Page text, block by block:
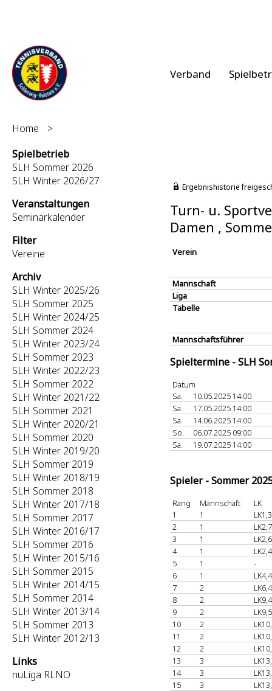
Verband
Home
>
Spielbetrieb
SLH Sommer 2026
SLH Winter 2026/27
Veranstaltungen
Seminarkalender
Filter
Vereine
Archiv
SLH Winter 2025/26
SLH Sommer 2025
SLH Winter 2024/25
SLH Sommer 2024
SLH Winter 2023/24
SLH Sommer 2023
SLH Winter 2022/23
SLH Sommer 2022
SLH Winter 2021/22
SLH Sommer 2021
SLH Winter 2020/21
SLH Sommer 2020
SLH Winter 2019/20
SLH Sommer 2019
SLH Winter 2018/19
SLH Sommer 2018
SLH Winter 2017/18
SLH Sommer 2017
SLH Winter 2016/17
SLH Sommer 2016
SLH Winter 2015/16
SLH Sommer 2015
SLH Winter 2014/15
SLH Sommer 2014
SLH Winter 2013/14
SLH Sommer 2013
SLH Winter 2012/13
Links
nuLiga RLNO
Ergebnishistorie
Turn- u.
Damen ,
Verein
Mannschaft
Liga
Tabelle
Mannschaftsführer
Spieltermine - SLH
Datum
Sa.
10.05.2025 14:00
Sa.
17.05.2025 14:00
Sa.
14.06.2025 14:00
So.
06.07.2025 09:00
Sa.
19.07.2025 14:00
Spieler - Sommer
Rang Mannschaft
LK
1
1
LK1,3
2
1
LK2,7
3
1
LK2,6
4
1
LK2,4
5
1
-
6
1
LK4,4
7
2
LK6,4
8
2
LK9,4
9
2
LK9,5
10
2
11
2
12
2
13
3
14
3
15
3